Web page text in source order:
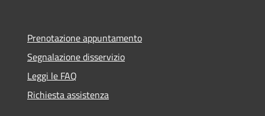
Prenotazione appuntamento
Segnalazione disservizio
Leggi le FAQ
Richiesta assistenza